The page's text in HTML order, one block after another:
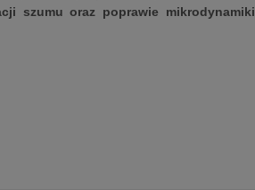
szumu oraz poprawie mikrodynamiki